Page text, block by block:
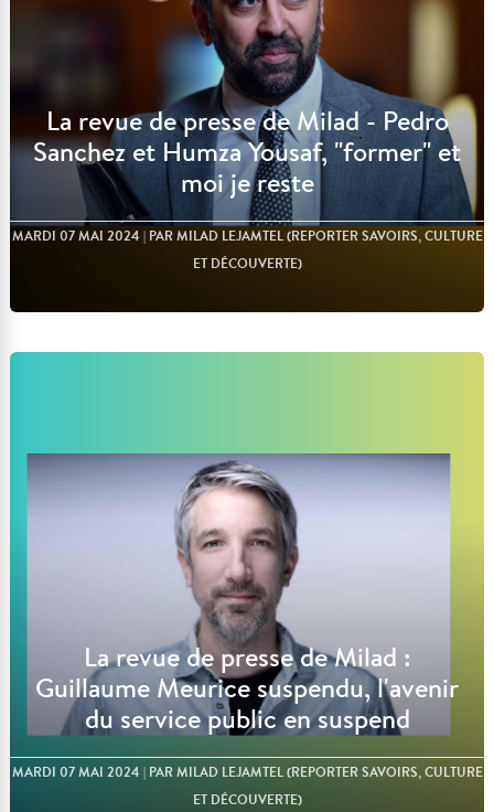
La revue de presse de Milad - Pedro
Sanchez et Humza Yousaf, "former" et
moi je reste
MARDI 07 MAI 2024 | PAR MILAD LEJAMTEL (REPORTER SAVOIRS, CULTURE
ET DÉCOUVERTE)
Lire l'article
La revue de presse de Milad :
Guillaume Meurice suspendu, l'avenir
du service public en suspend
MARDI 07 MAI 2024 | PAR MILAD LEJAMTEL (REPORTER SAVOIRS, CULTURE
ET DÉCOUVERTE)